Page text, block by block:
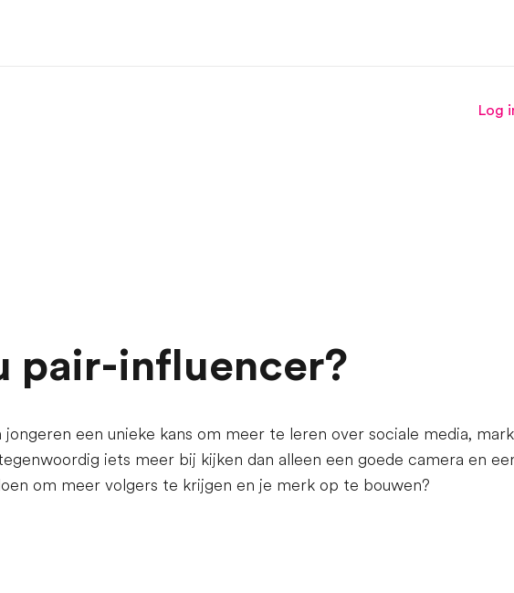
Log
pair-influencer?
een unieke kans om meer te leren over sociale media,
iets meer bij kijken dan alleen een goede camera en
om meer volgers te krijgen en je merk op te bouwen?